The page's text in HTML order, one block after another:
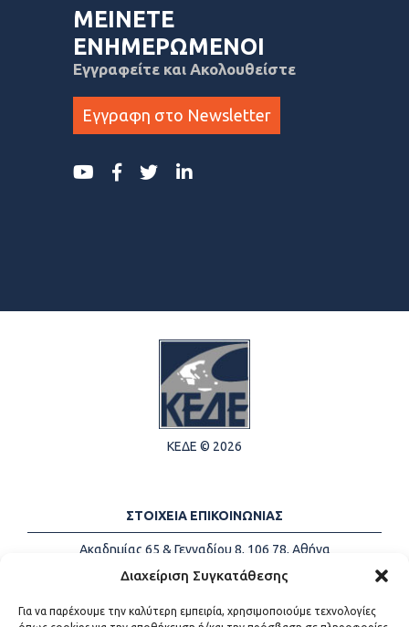
Διαχείριση Συγκατάθεσης
Για να παρέχουμε την καλύτερη εμπειρία, χρησιμοποιούμε τεχνολογίες
ΜΕΙΝΕΤΕ
ΕΝΗΜΕΡΩΜΕΝΟΙ
Εγγραφείτε και Ακολουθείστε
Εγγραφη στο Newsletter
ΚΕΔΕ © 2026
ΣΤΟΙΧΕΙΑ ΕΠΙΚΟΙΝΩΝΙΑΣ
Ακαδημίας 65 & Γενναδίου 8, 106 78, Αθήνα
Τηλέφωνα:
+30 213-2147500
Email:
info@kede.gr